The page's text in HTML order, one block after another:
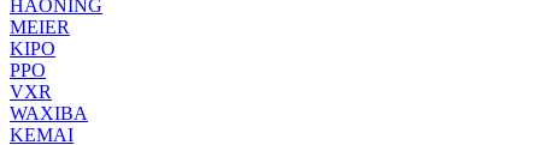
HAONING
MEIER
KIPO
PPO
VXR
WAXIBA
KEMAI